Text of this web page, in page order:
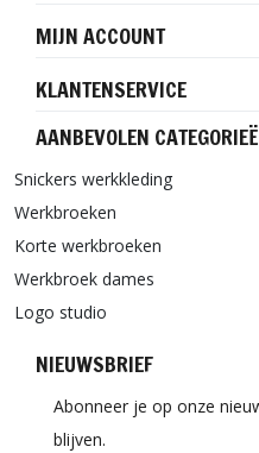
MIJN ACCOUNT
KLANTENSERVICE
AANBEVOLEN
Snickers werkkleding
Werkbroeken
Korte werkbroeken
Werkbroek dames
Logo studio
NIEUWSBRIEF
Abonneer je op onze
blijven.